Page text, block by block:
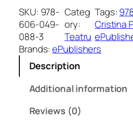
,
s
ă
t
r
SKU: 978-
606-049-
088-3
Categ
ory:
Teatru
Tags:
Cristina
Brands:ePublishers
Description
Additional information
Reviews (0)